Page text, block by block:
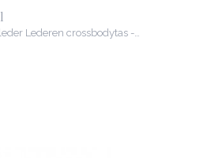
Lederen crossbodytas -…